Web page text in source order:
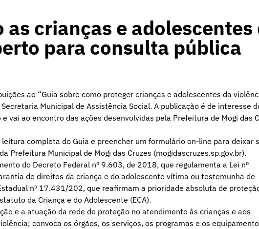
as crianças e adolescentes
para consulta pública
ao “Guia sobre como proteger crianças e adolescentes da
Municipal de Assistência Social. A publicação é de interesse
vai ao encontro das ações desenvolvidas pela Prefeitura de Mogi das
completa do Guia e preencher um formulário on-line para deixar
Prefeitura Municipal de Mogi das Cruzes (mogidascruzes.sp.gov.br).
do Decreto Federal nº 9.603, de 2018, que regulamenta a Lei nº
de direitos da criança e do adolescente vítima ou testemunha de
nº 17.431/202, que reafirmam a prioridade absoluta de
da Criança e do Adolescente (ECA).
e a atuação da rede de proteção no atendimento às crianças e aos
convoca os órgãos, os serviços, os programas e os